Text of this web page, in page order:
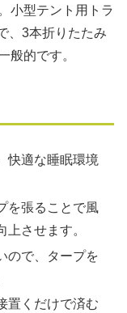
小型テント用トラ
、3本折りたたみ
般的です。
快適な睡眠環境
を張ることで風
させます。
ので、タープを
置くだけで済む